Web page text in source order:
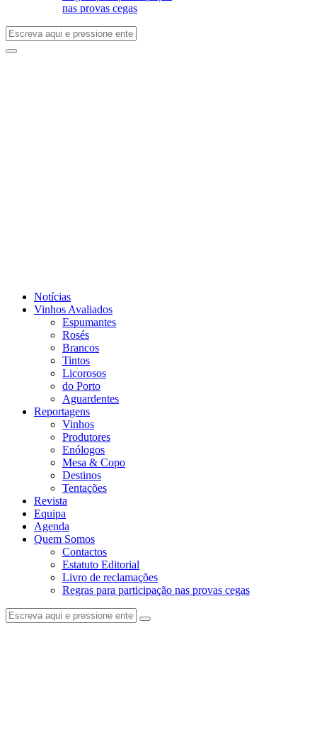
nas provas cegas
Notícias
Vinhos Avaliados
Espumantes
Rosés
Brancos
Tintos
Licorosos
do Porto
Aguardentes
Reportagens
Vinhos
Produtores
Enólogos
Mesa & Copo
Destinos
Tentações
Revista
Equipa
Agenda
Quem Somos
Contactos
Estatuto Editorial
Livro de reclamações
Regras para participação nas provas cegas